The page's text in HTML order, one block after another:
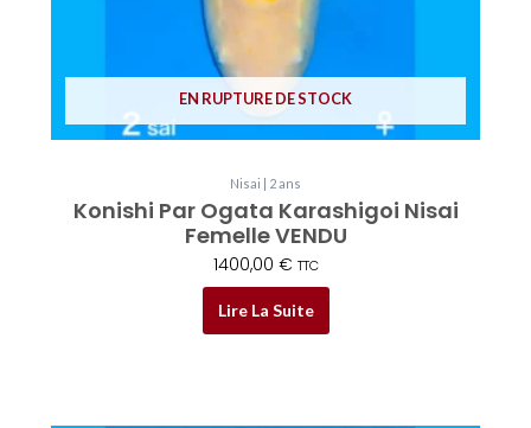
EN RUPTURE DE STOCK
Nisai | 2 ans
Konishi Par Ogata Karashigoi Nisai
Femelle VENDU
1400,00 € TTC
Lire La Suite